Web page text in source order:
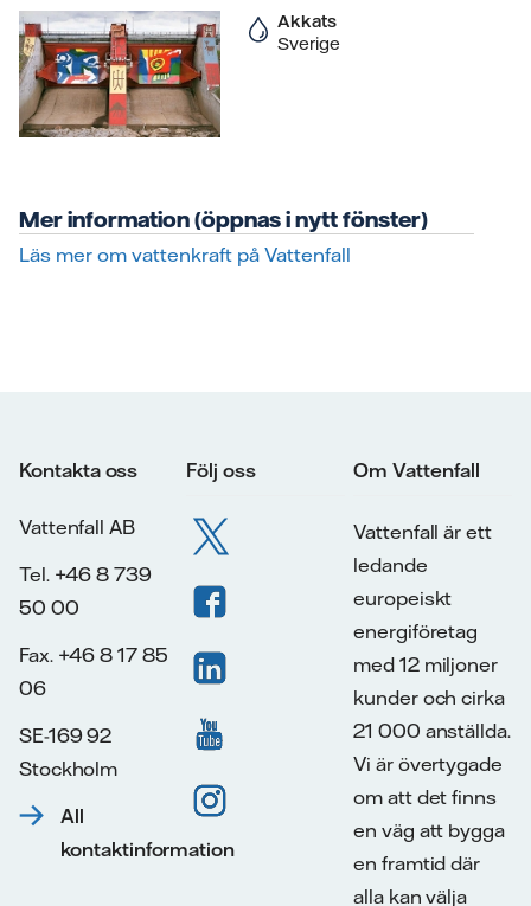
Akkats
Sverige
Mer information (öppnas i nytt fönster)
Läs mer om vattenkraft på Vattenfall
Kontakta oss
Vattenfall AB
Tel. +46 8 739
50 00
Fax. +46 8 17 85
06
SE-169 92
Stockholm
All
kontaktinformation
Följ oss Om Vattenfall
Vattenfall är ett
ledande
europeiskt
energiföretag
med 12 miljoner
kunder och cirka
21 000 anställda.
Vi är övertygade
om att det finns
en väg att bygga
en framtid där
alla kan välja